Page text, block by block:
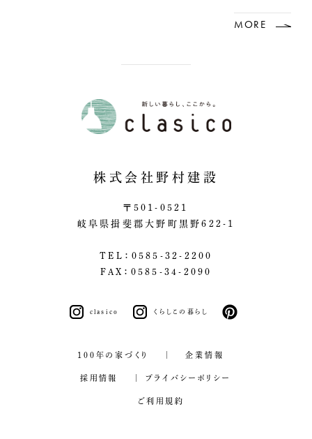
MORE
株式会社野村建設
〒501-0521
岐阜県揖斐郡大野町黒野622-1
TEL：0585-32-2200
FAX：0585-34-2090
clasico くらしこの暮らし
100年の家づくり 企業情報
採用情報 プライバシーポリシー
ご利用規約